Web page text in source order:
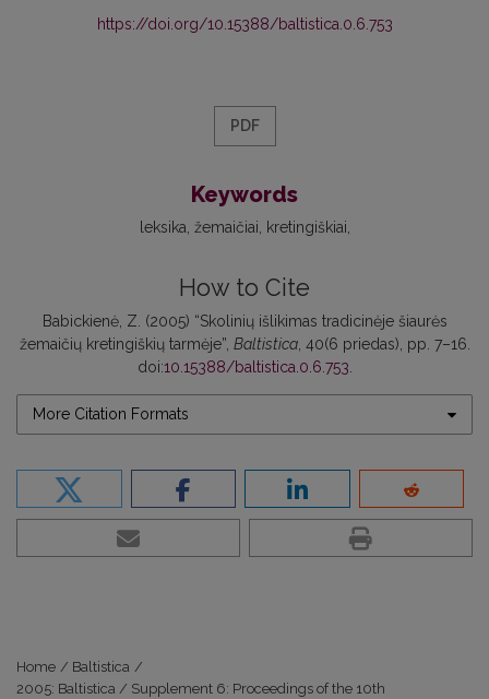
https://doi.org/10.15388/baltistica.0.6.753
PDF
Keywords
leksika žemaičiai kretingiškiai
How to Cite
Babickienė, Z. (2005) “Skolinių išlikimas tradicinėje šiaurės
žemaičių kretingiškių tarmėje”, Baltistica, 40(6 priedas), pp. 7–16.
doi:10.15388/baltistica.0.6.753.
More Citation Formats
Home / Baltistica /
2005: Baltistica / Supplement 6: Proceedings of the 10th